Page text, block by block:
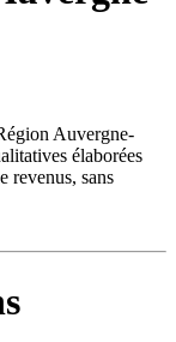
Auvergne-
élaborées
revenus, sans